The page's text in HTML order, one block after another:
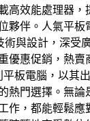
高效能處理器，
夥伴。人氣平板
術與設計，深受
優惠促銷，熱賣
平板電腦，以其
熱門選擇。無論
作，都能輕鬆應